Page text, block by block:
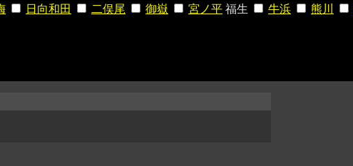
日向和田 二俣尾 御嶽 宮ノ平 福生 牛浜 熊川